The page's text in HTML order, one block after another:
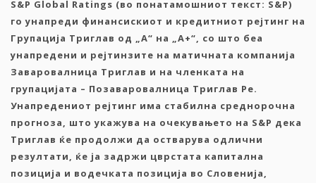
S&P Global Ratings (во понатамошниот текст: S&P)
го унапреди финансискиот и кредитниот рејтинг на
Групација Триглав од „A“ на „A+“, со што беа
унапредени и рејтинзите на матичната компанија
Заваровалница Триглав и на членката на
групацијата – Позаваровалница Триглав Ре.
Унапредениот рејтинг има стабилна среднорочна
прогноза, што укажува на очекувањето на S&P дека
Триглав ќе продолжи да остварува одлични
резултати, ќе ја задржи цврстата капитална
позиција и водечката позиција во Словенија,